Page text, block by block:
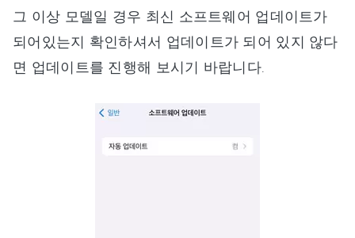
그 이상 모델일 경우 최신 소프트웨어 업데이트가
되어있는지 확인하셔서 업데이트가 되어 있지 않다
면 업데이트를 진행해 보시기 바랍니다.